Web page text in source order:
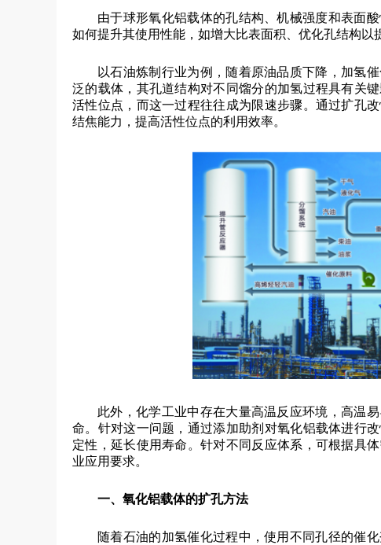
由于球形氧化铝载体的孔结构、机械强度和表面
如何提升其使用性能，如增大比表面积、优化孔结构以
以石油炼制行业为例，随着原油品质下降，加氢
泛的载体，其孔道结构对不同馏分的加氢过程具有关
活性位点，而这一过程往往成为限速步骤。通过扩孔
结焦能力，提高活性位点的利用效率。
此外，化学工业中存在大量高温反应环境，高温
命。针对这一问题，通过添加助剂对氧化铝载体进行
定性，延长使用寿命。针对不同反应体系，可根据具
业应用要求。
一、氧化铝载体的扩孔方法
随着石油的加氢催化过程中，使用不同孔径的催